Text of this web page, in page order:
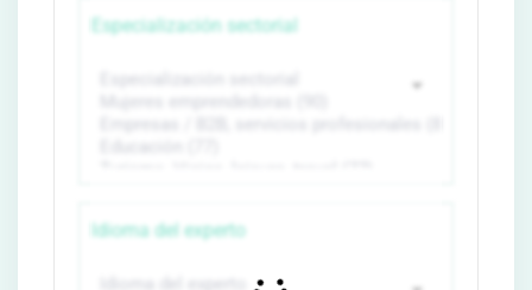
Especialización sectorial
Idioma del experto